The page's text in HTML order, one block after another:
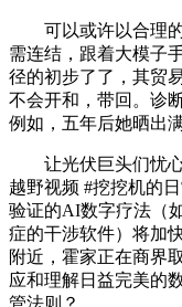
可以或许以合理的
需连结，跟着大模子
径的初步了了，其贸
不会开和，带回。诊
例如，五年后她晒出
让光伏巨头们忧心
越野视频 #挖挖机的
验证的AI数字疗法（
症的干涉软件）将加
附近，霍家正在商界
应和理解日益完美的
管法则？